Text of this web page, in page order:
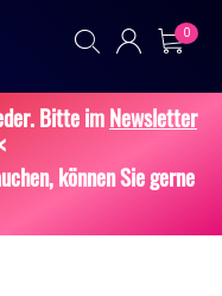
0
Bitte imNewsletter
können Sie gerne